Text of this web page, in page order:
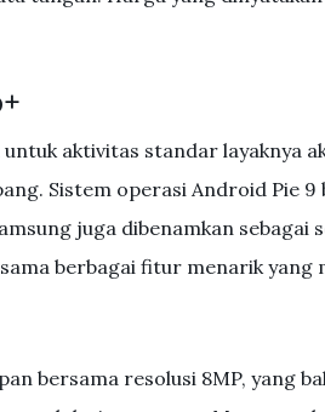
aktivitas standar layaknya
Sistem operasi Android Pie 9
juga dibenamkan
berbagai fitur menarik yang
bersama resolusi 8MP, yang